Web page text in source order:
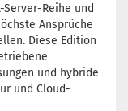
Reihe und
Ansprüche
Diese Edition
und hybride
und Cloud-